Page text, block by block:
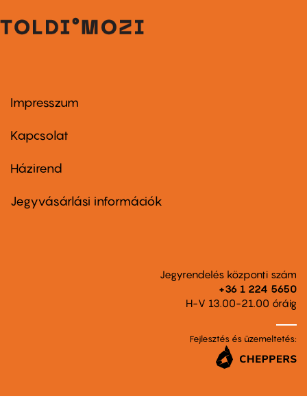
Footer
first
Impresszum
Kapcsolat
Footer
second
Házirend
Jegyvásárlási információk
Jegyrendelés központi szám
+36 1 224 5650
H-V 13.00-21.00 óráig
Fejlesztés és üzemeltetés: